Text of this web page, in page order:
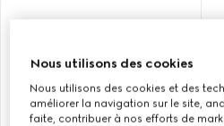
Nous utilisons des cookies
Nous utilisons des cookies et des
améliorer la navigation sur le site,
faite, contribuer à nos efforts de